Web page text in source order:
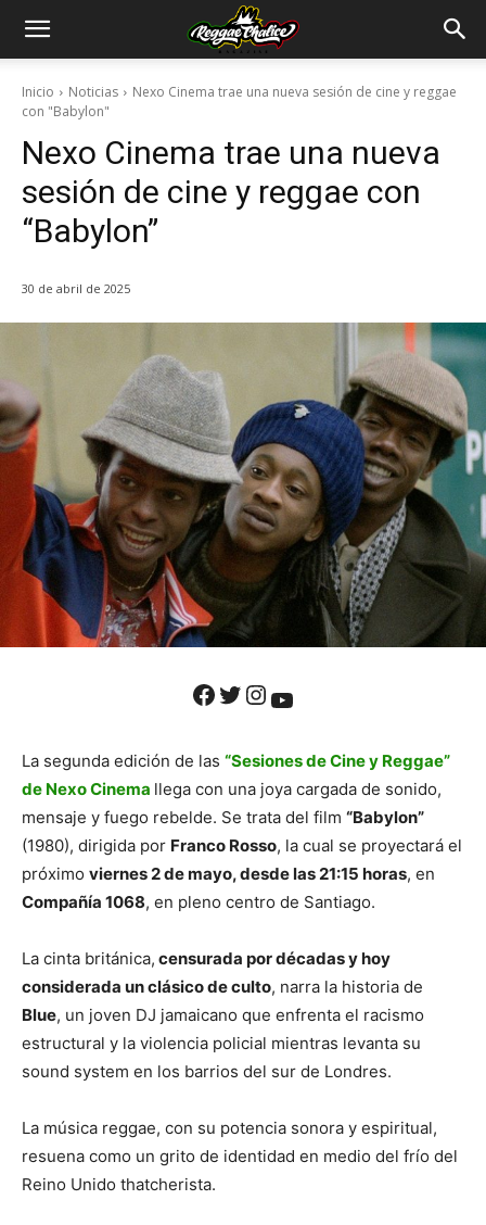
Inicio Noticias
Nexo Cinema trae una nueva sesión de cine y reggae
con "Babylon"
Nexo Cinema trae una nueva
sesión de cine y reggae con
“Babylon”
30 de abril de 2025
Facebook Twitter Instagram YouTube
La segunda edición de las “Sesiones de Cine y Reggae”
de Nexo Cinema llega con una joya cargada de sonido,
mensaje y fuego rebelde. Se trata del film “Babylon”
(1980), dirigida por Franco Rosso, la cual se proyectará el
próximo viernes 2 de mayo, desde las 21:15 horas, en
Compañía 1068, en pleno centro de Santiago.
La cinta británica, censurada por décadas y hoy
considerada un clásico de culto, narra la historia de
Blue, un joven DJ jamaicano que enfrenta el racismo
estructural y la violencia policial mientras levanta su
sound system en los barrios del sur de Londres.
La música reggae, con su potencia sonora y espiritual,
resuena como un grito de identidad en medio del frío del
Reino Unido thatcherista.